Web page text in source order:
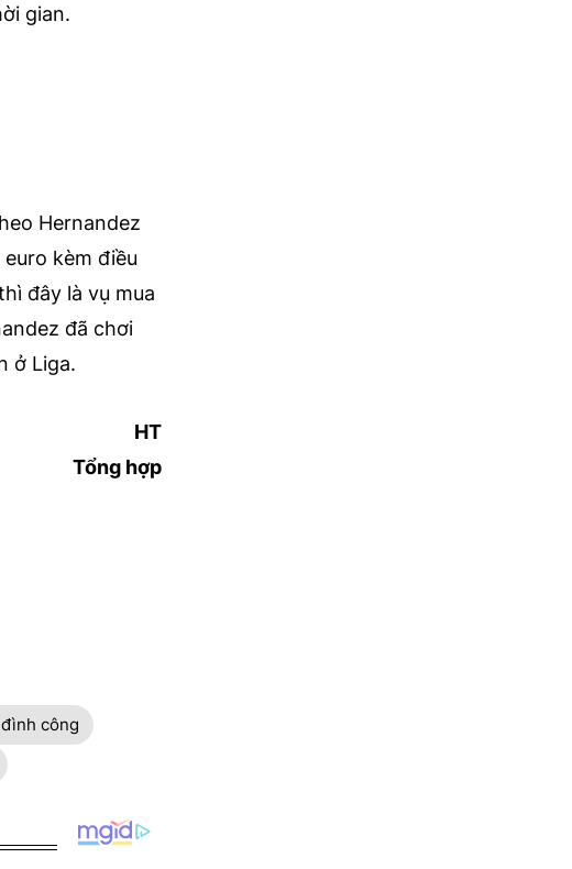
gian.
Hernandez
kèm điều
đây là vụ mua
đã chơi
ở Liga.
HT
Tổng hợp
công